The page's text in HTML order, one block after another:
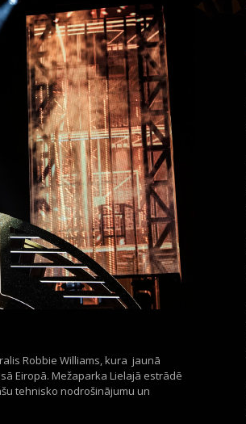
Robbie Williams, kura jaunā
Eiropā. Mežaparka Lielajā estrādē
tehnisko nodrošinājumu un